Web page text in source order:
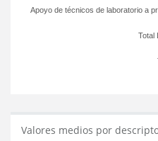
Total
Apoyo de técnicos de laboratorio a
Valores medios por